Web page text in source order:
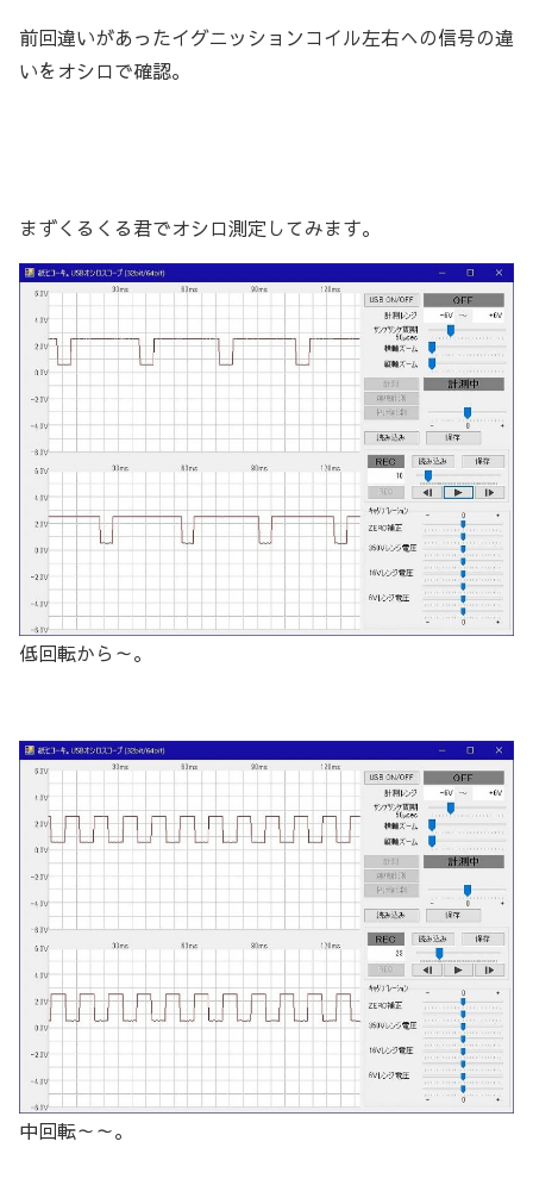
前回違いがあったイグニッションコイル左右への信号の違
いをオシロで確認。
まずくるくる君でオシロ測定してみます。
低回転から～。
中回転～～。